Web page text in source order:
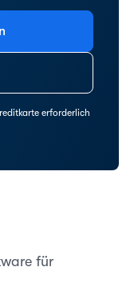
erforderlich
für